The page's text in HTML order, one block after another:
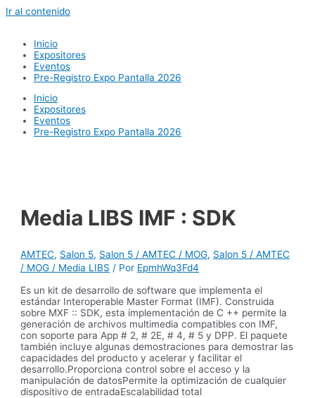
Ir al contenido
Inicio
Expositores
Eventos
Pre-Registro Expo Pantalla 2026
Inicio
Expositores
Eventos
Pre-Registro Expo Pantalla 2026
Media LIBS IMF : SDK
AMTEC, Salon 5, Salon 5 / AMTEC / MOG, Salon 5 / AMTEC
/ MOG / Media LIBS / Por EpmhWq3Fd4
Es un kit de desarrollo de software que implementa el
estándar Interoperable Master Format (IMF). Construida
sobre MXF :: SDK, esta implementación de C ++ permite la
generación de archivos multimedia compatibles con IMF,
con soporte para App # 2, # 2E, # 4, # 5 y DPP. El paquete
también incluye algunas demostraciones para demostrar las
capacidades del producto y acelerar y facilitar el
desarrollo.Proporciona control sobre el acceso y la
manipulación de datosPermite la optimización de cualquier
dispositivo de entradaEscalabilidad total